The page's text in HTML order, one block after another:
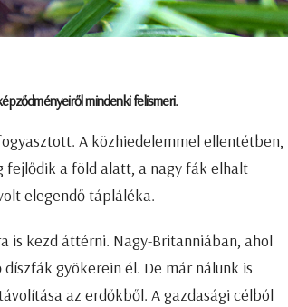
mindenki felismeri.
A közhiedelemmel ellentétben,
fejlődik a föld alatt, a nagy fák elhalt
elegendő tápláléka.
is kezd áttérni. Nagy-Britanniában, ahol
gyökerein él. De már nálunk is
az erdőkből. A gazdasági célból